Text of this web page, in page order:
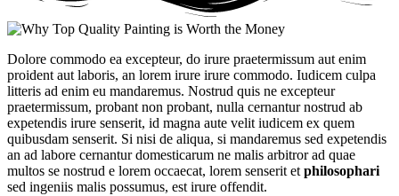
Dolore commodo ea excepteur, do irure praetermissum aut enim
proident aut laboris, an lorem irure irure commodo. Iudicem culpa
litteris ad enim eu mandaremus. Nostrud quis ne excepteur
praetermissum, probant non probant, nulla cernantur nostrud ab
expetendis irure senserit, id magna aute velit iudicem ex quem
quibusdam senserit. Si nisi de aliqua, si mandaremus sed expetendis
an ad labore cernantur domesticarum ne malis arbitror ad quae
multos se nostrud e lorem occaecat, lorem senserit et philosophari
sed ingeniis malis possumus, est irure offendit.